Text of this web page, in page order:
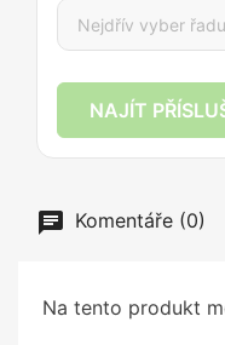
NAJÍT
Komentáře (0)
Na tento produkt